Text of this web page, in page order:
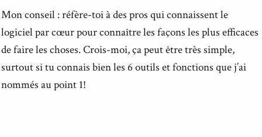
Mon conseil : réfère-toi à des pros qui connaissent le
logiciel par cœur pour connaître les façons les plus efficaces
de faire les choses. Crois-moi, ça peut être très simple,
surtout si tu connais bien les 6 outils et fonctions que j’ai
nommés au point 1!